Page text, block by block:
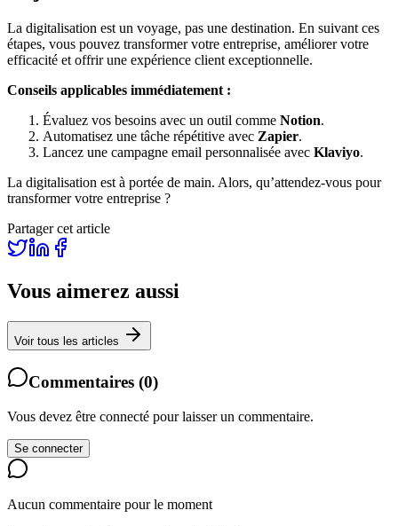
La digitalisation est un voyage, pas une destination. En suivant ces
étapes, vous pouvez transformer votre entreprise, améliorer votre
efficacité et offrir une expérience client exceptionnelle.
Conseils applicables immédiatement :
Évaluez vos besoins avec un outil comme Notion.
Automatisez une tâche répétitive avec Zapier.
Lancez une campagne email personnalisée avec Klaviyo.
La digitalisation est à portée de main. Alors, qu’attendez-vous pour
transformer votre entreprise ?
Partager cet article
Vous aimerez aussi
Voir tous les articles
Commentaires (0)
Vous devez être connecté pour laisser un commentaire.
Se connecter
Aucun commentaire pour le moment